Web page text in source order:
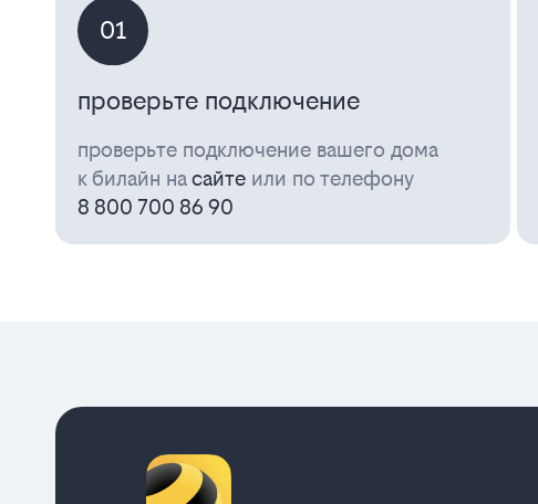
01
проверьте подключение
проверьте подключение вашего дома
к билайн насайте или по телефону
8 800 700 86 90